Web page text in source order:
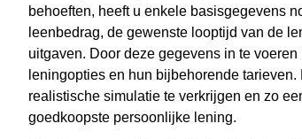
behoeften, heeft u enkele basisgegevens
leenbedrag, de gewenste looptijd van de
uitgaven. Door deze gegevens in te
leningopties en hun bijbehorende
realistische simulatie te verkrijgen en zo
goedkoopste persoonlijke lening.